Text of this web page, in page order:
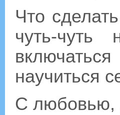
Что
чуть-чуть
научиться
С любовью,